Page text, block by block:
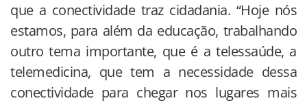
que a conectividade traz cidadania. “Hoje nós
estamos, para além da educação, trabalhando
outro tema importante, que é a telessaúde, a
telemedicina, que tem a necessidade dessa
conectividade para chegar nos lugares mais